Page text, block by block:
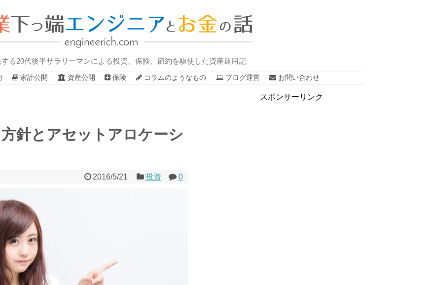
る20代後半サラリーマンによる投資、保険、節約を駆使した資産運用記
家計公開 資産公開 保険 コラムのようなもの ブログ運営 お問い合わせ
針とアセットアロケーシ
2016/5/21 投資 0
スポンサーリンク